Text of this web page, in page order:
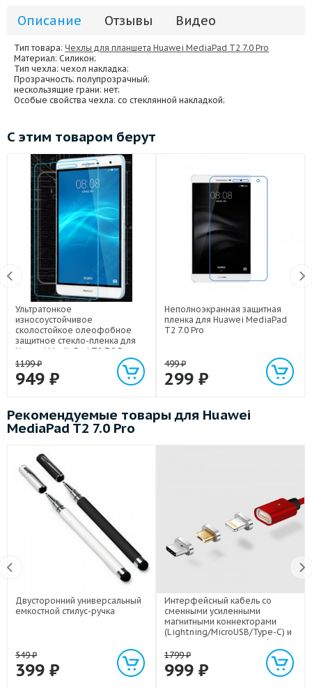
Описание Отзывы Видео
Тип товара: Чехлы для планшета Huawei MediaPad T2 7.0 Pro
Материал: Силикон;
Тип чехла: чехол накладка;
Прозрачность: полупрозрачный;
нескользящие грани: нет;
Особые свойства чехла: со стеклянной накладкой;
С этим товаром берут
Ультратонкое
износоустойчивое
сколостойкое олеофобное
защитное стекло-пленка для
Huawei MediaPad T2 7.0 Pro
1199₽
949 ₽
Неполноэкранная защитная
пленка для Huawei MediaPad
T2 7.0 Pro
499₽
299 ₽
Рекомендуемые товары для Huawei
MediaPad T2 7.0 Pro
Двусторонний универсальный
емкостной стилус-ручка
549₽
399 ₽
Интерфейсный кабель со
сменными усиленными
магнитными коннекторами
(Lightning/MicroUSB/Type-C) и
световым индикатором 1м
1799₽
999 ₽